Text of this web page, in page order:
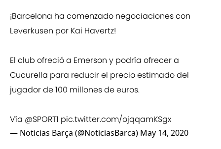
¡Barcelona ha comenzado negociaciones con
Leverkusen por Kai Havertz!
El club ofreció a Emerson y podría ofrecer a
Cucurella para reducir el precio estimado del
jugador de 100 millones de euros.
Vía @SPORT1 pic.twitter.com/ojqqamKSgx
— Noticias Barça (@NoticiasBarca) May 14, 2020